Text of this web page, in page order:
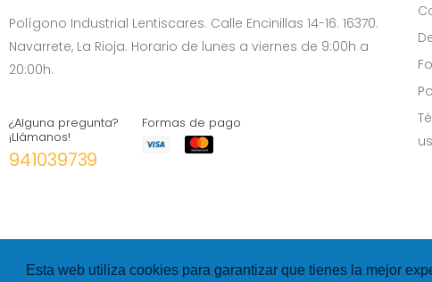
Esta web utiliza cookies para garantizar que tienes la mejor
Polígono Industrial Lentiscares. Calle Encinillas 14-16. 16370.
Navarrete, La Rioja. Horario de lunes a viernes de 9:00h a
20:00h.
¿Alguna pregunta?
¡Llámanos!
941039739
Formas de pago
Hexer- All rights Reserved